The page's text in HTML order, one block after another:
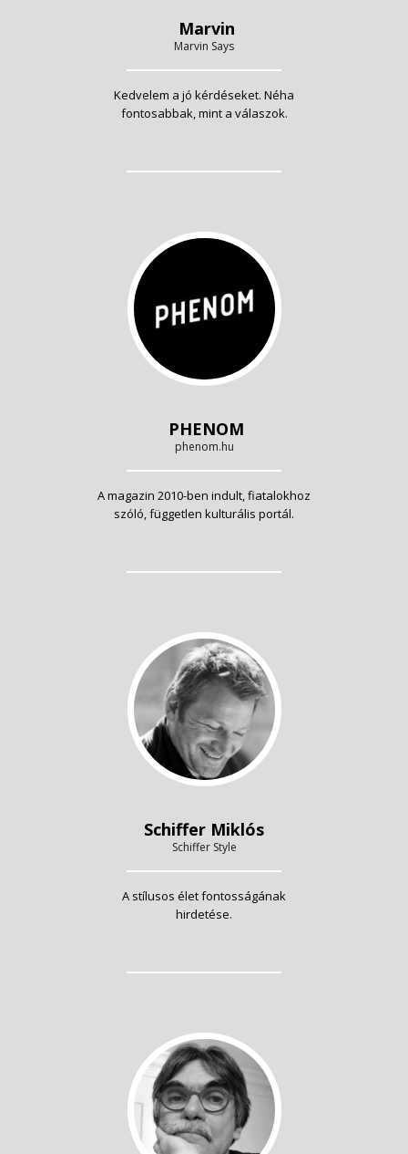
Marvin
Marvin Says
Kedvelem a jó kérdéseket. Néha
fontosabbak, mint a válaszok.
PHENOM
phenom.hu
A magazin 2010-ben indult, fiatalokhoz
szóló, független kulturális portál.
Schiffer Miklós
Schiffer Style
A stílusos élet fontosságának
hirdetése.